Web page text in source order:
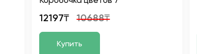
12197₸ 10688₸
Купить